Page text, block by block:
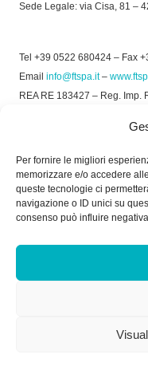
Per fornire le migliori
memorizzare e/o accedere
queste tecnologie ci
navigazione o ID unici su
consenso può influire
Sede Legale: via Cisa, 81 –
Tel +39 0522 680424 – Fax
Email info@ftspa.it–
REA RE 183427 – Reg. Imp.
Privacy
SOCIAL
Dal Lunedì al Venerdì: 8.00/
Dal Lunedì al Venerdì: 7.30/